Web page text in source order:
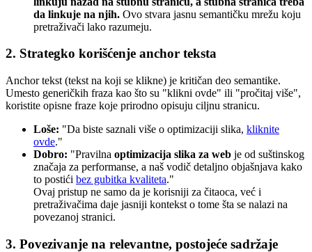
da linkuje na njih. Ovo stvara jasnu semantičku mrežu koju
pretraživači lako razumeju.
2. Strategko korišćenje anchor teksta
Anchor tekst (tekst na koji se klikne) je kritičan deo semantike.
Umesto generičkih fraza kao što su "klikni ovde" ili "pročitaj više",
koristite opisne fraze koje prirodno opisuju ciljnu stranicu.
Loše: "Da biste saznali više o optimizaciji slika, kliknite
ovde."
Dobro: "Pravilna optimizacija slika za web je od suštinskog
značaja za performanse, a naš vodič detaljno objašnjava kako
to postići bez gubitka kvaliteta."
Ovaj pristup ne samo da je korisniji za čitaoca, već i
pretraživačima daje jasniji kontekst o tome šta se nalazi na
povezanoj stranici.
3. Povezivanje na relevantne, postojeće sadržaje